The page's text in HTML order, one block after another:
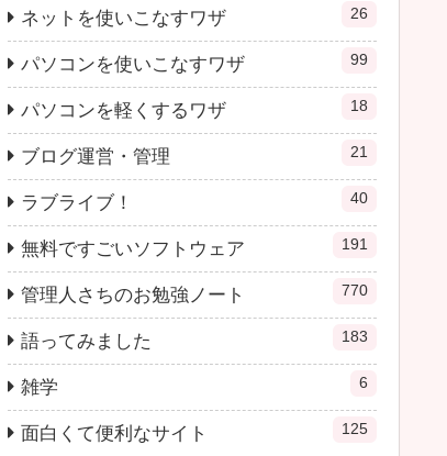
ネットを使いこなすワザ 26
パソコンを使いこなすワザ 99
パソコンを軽くするワザ 18
ブログ運営・管理 21
ラブライブ！ 40
無料ですごいソフトウェア 191
管理人さちのお勉強ノート 770
語ってみました 183
雑学 6
面白くて便利なサイト 125